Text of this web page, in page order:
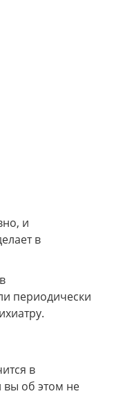
и
в
периодически
в
вы об этом не